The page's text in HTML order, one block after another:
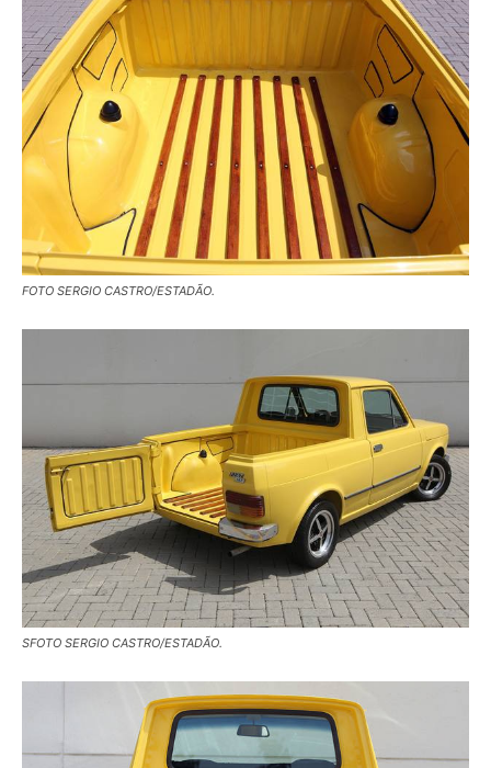
FOTO SERGIO CASTRO/ESTADÃO.
SFOTO SERGIO CASTRO/ESTADÃO.